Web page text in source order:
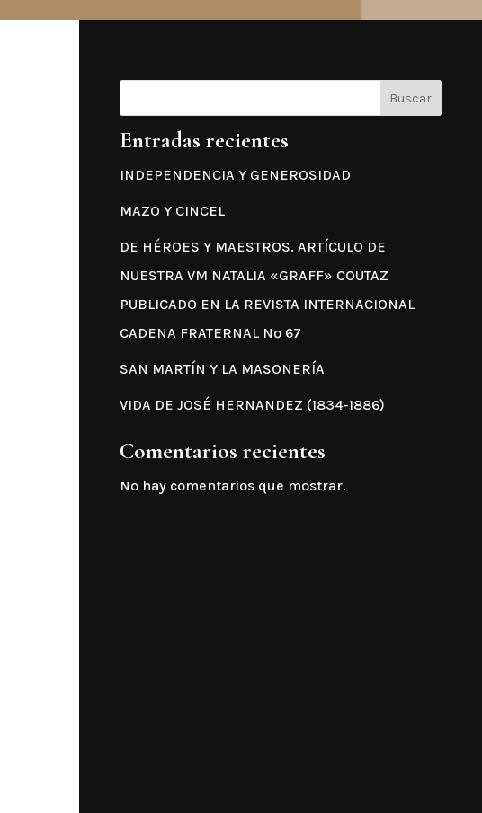
Buscar
Entradas recientes
INDEPENDENCIA Y GENEROSIDAD
MAZO Y CINCEL
DE HÉROES Y MAESTROS. ARTÍCULO DE
NUESTRA VM NATALIA «GRAFF» COUTAZ
PUBLICADO EN LA REVISTA INTERNACIONAL
CADENA FRATERNAL Nº 67
SAN MARTÍN Y LA MASONERÍA
VIDA DE JOSÉ HERNANDEZ (1834-1886)
Comentarios recientes
No hay comentarios que mostrar.